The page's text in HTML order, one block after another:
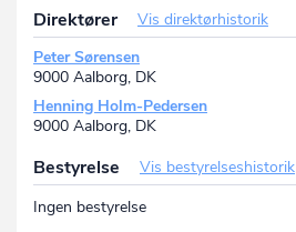
Direktører
Vis direktørhistorik
Peter Sørensen
9000 Aalborg, DK
Henning Holm-Pedersen
9000 Aalborg, DK
Bestyrelse
Vis bestyrelseshistorik
Ingen bestyrelse